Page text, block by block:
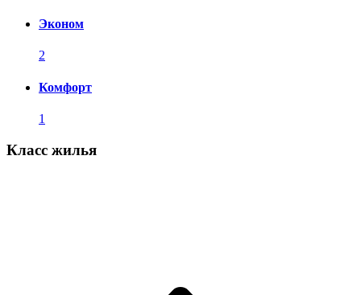
Эконом
2
Комфорт
1
Класс жилья